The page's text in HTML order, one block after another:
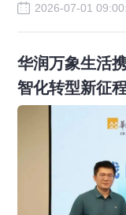
2026-07-01
华润万象生活
智化转型新征